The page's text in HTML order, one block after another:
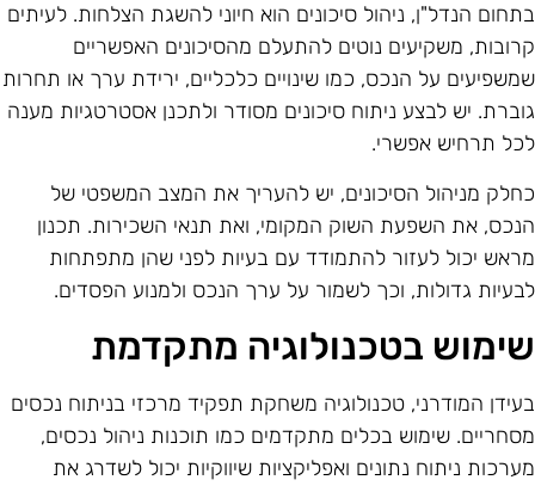
הנדל"ן, ניהול סיכונים הוא חיוני להשגת הצלחות. לעיתים
משקיעים נוטים להתעלם מהסיכונים האפשריים
על הנכס, כמו שינויים כלכליים, ירידת ערך או תחרות
יש לבצע ניתוח סיכונים מסודר ולתכנן אסטרטגיות מענה
תרחיש אפשרי.
מניהול הסיכונים, יש להעריך את המצב המשפטי של
את השפעת השוק המקומי, ואת תנאי השכירות. תכנון
יכול לעזור להתמודד עם בעיות לפני שהן מתפתחות
גדולות, וכך לשמור על ערך הנכס ולמנוע הפסדים.
בטכנולוגיה מתקדמת
המודרני, טכנולוגיה משחקת תפקיד מרכזי בניתוח נכסים
שימוש בכלים מתקדמים כמו תוכנות ניהול נכסים,
ניתוח נתונים ואפליקציות שיווקיות יכול לשדרג את